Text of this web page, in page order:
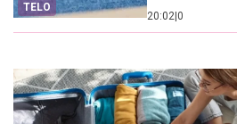
TELO
20:02 0